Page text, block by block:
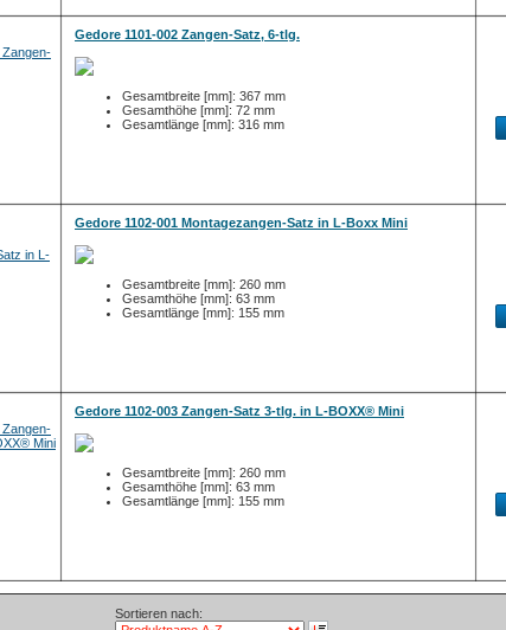
Gedore 1101-002 Zangen-Satz, 6-tlg.
Gesamtbreite [mm]: 367 mm
Gesamthöhe [mm]: 72 mm
Gesamtlänge [mm]: 316 mm
Gedore 1102-001 Montagezangen-Satz in L-Boxx Mini
Gesamtbreite [mm]: 260 mm
Gesamthöhe [mm]: 63 mm
Gesamtlänge [mm]: 155 mm
Gedore 1102-003 Zangen-Satz 3-tlg. in L-BOXX® Mini
Gesamtbreite [mm]: 260 mm
Gesamthöhe [mm]: 63 mm
Gesamtlänge [mm]: 155 mm
Sortieren nach: